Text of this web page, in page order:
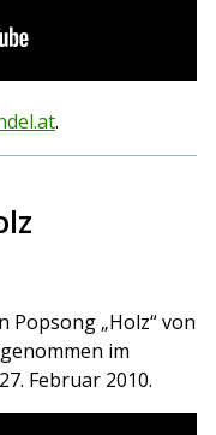
.
Popsong „Holz“ von
im
Februar 2010.